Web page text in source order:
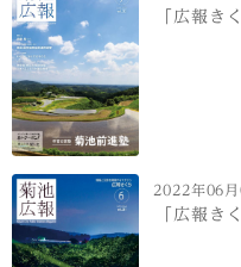
「広報き
2022年06月
「広報き